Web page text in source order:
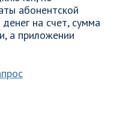
абонентской
на счет, сумма
а приложении